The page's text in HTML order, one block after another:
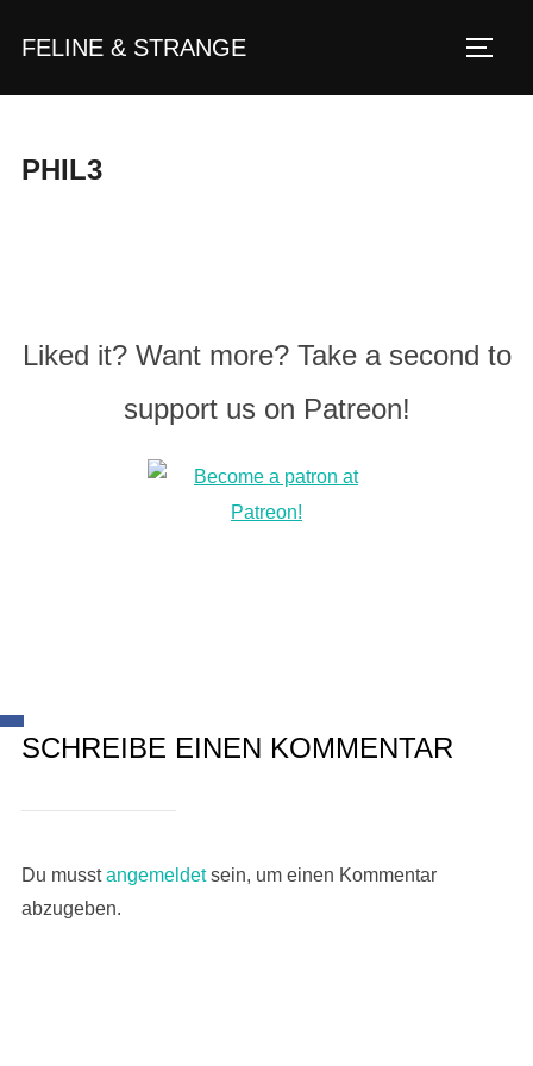
InhaltFELINE & STRANGE
PHIL3
Liked it? Want more? Take a second to
support us on Patreon!
SCHREIBE EINEN KOMMENTAR
Du musstangemeldetsein, um einen Kommentar
abzugeben.